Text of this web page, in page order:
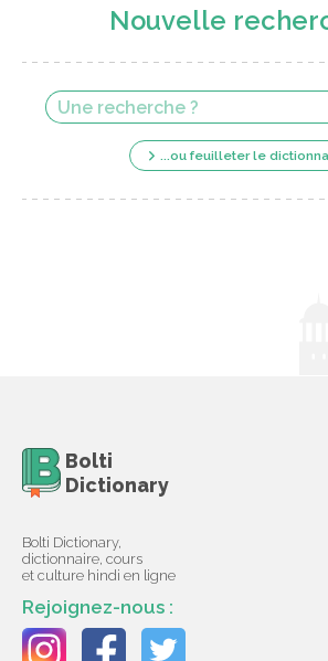
Nouvelle
...ou feuilleter le
Bolti
Dictionary
Bolti Dictionary,
dictionnaire, cours
et culture hindi en ligne
Rejoignez-nous :